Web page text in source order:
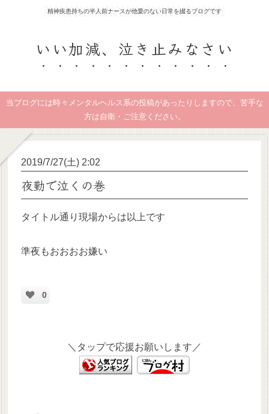
精神疾患持ちの半人前ナースが他愛のない日常を綴るブログです
いい加減、泣き止みなさい
当ブログには時々メンタルヘルス系の投稿があったりしますので、苦手な
方は自衛・ご注意ください。
2019/7/27(土) 2:02
夜勤で泣くの巻
タイトル通り現場からは以上です
準夜もおおおお嫌い
0
＼タップで応援お願いします／